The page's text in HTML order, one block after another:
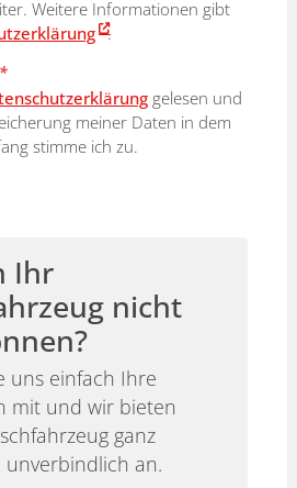
Weitere Informationen gibt
.
*
gelesen und
meiner Daten in dem
stimme ich zu.
Ihr
nicht
uns einfach Ihre
mit und wir bieten
ganz
an.